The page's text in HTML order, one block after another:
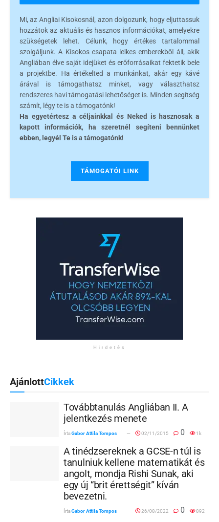
Mi, az Angliai Kisokosnál, azon dolgozunk, hogy eljuttassuk
hozzátok az aktuális és hasznos információkat, amelyekre
szükségetek lehet. Célunk, hogy értékes tartalommal
szolgáljunk. A Kisokos csapata lelkes emberekből áll, akik
Angliában élve saját idejüket és erőforrásaikat fektetik bele
a projektbe. Ha értékelted a munkánkat, akár egy kávé
árával is támogathatsz minket, vagy választhatsz
rendszeres havi támogatási lehetőséget is. Minden segítség
számít, légy te is a támogatónk!
Ha egyetértesz a céljainkkal és Neked is hasznosak a
kapott információk, ha szeretnél segíteni bennünket
ebben, legyél Te is a támogatónk!
TÁMOGATÓI LINK
Hirdetés
AjánlottCikkek
Továbbtanulás Angliában II. A
jelentkezés menete
ÍrtaGabor Attila Tompos 02/11/2015 0 1k
A tinédzsereknek a GCSE-n túl is
tanulniuk kellene matematikát és
angolt, mondja Rishi Sunak, aki
egy új “brit érettségit” kíván
bevezetni.
ÍrtaGabor Attila Tompos 26/08/2022 0 892